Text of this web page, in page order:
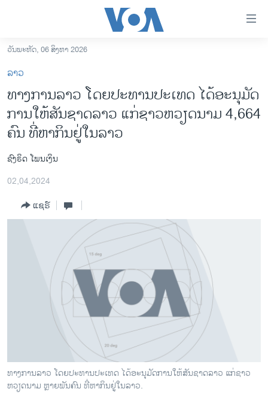
ເຂົ້າ
ຫາ
ຂ້າມ
ຂ້າມ
ໄປ
ຫາ
ຊອກ
ອາເມຣິກາ
ການເລືອກຕັ້ງ ປະທານາທີບໍດີ ສະຫະລັດ 2024
ອິດສະຫຼະພາບດ້ານການຂ່າວ
ຊຸມຊົນຊາວລາວ
ວິທະຍາສາດ-ເທັກໂນໂລຈີ
ພາສາອັງກິດ
ສຽງ
ລາຍການກະຈາຍສຽງ
ຕິດຕາມພວກເຮົາ ທີ່
ວັນພະຫັດ, 06 ສິງຫາ 2026
ລາວ
ທາງການລາວ ໂດຍປະທານປະເທດ ໄດ້ອະນຸມັດ
ການໃຫ້ສັນຊາດລາວ ແກ່ຊາວຫວຽດນາມ 4,664
ຄົນ ທີ່ຫາກິນຢູ່ໃນລາວ
ຊົງຣິດ ໂພນເງິນ
02,04,2024
ແຊຣ໌
ທາງການລາວ ໂດຍປະທານປະເທດ ໄດ້ອະນຸມັດການໃຫ້ສັນຊາດລາວ ແກ່ຊາວ
ຫວຽດນາມ ຫຼາຍພັນຄົນ ທີ່ຫາກິນຢູ່ໃນລາວ.